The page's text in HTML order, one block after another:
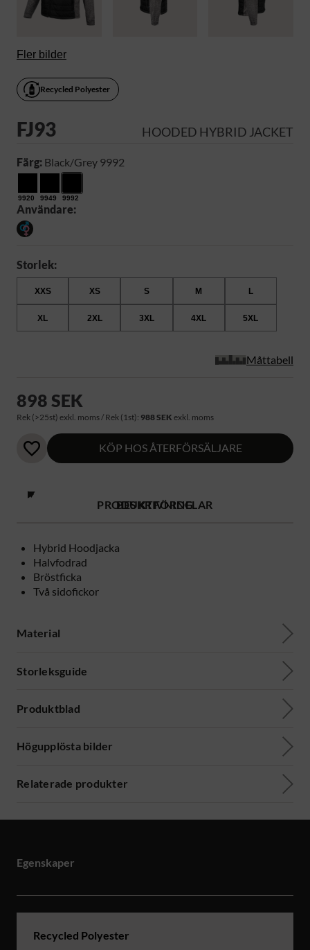
Fler bilder
Recycled Polyester
FJ93 HOODED HYBRID JACKET
Färg: Black/Grey 9992
9920 9949 9992
Användare:
Storlek:
XXS XS S M L
XL 2XL 3XL 4XL 5XL
Måttabell
898 SEK
Rek (>25st) exkl. moms / Rek (1st): 988 SEK exkl. moms
KÖP HOS ÅTERFÖRSÄLJARE
PRODUKTFÖRDELAR
Hybrid Hoodjacka
Halvfodrad
Bröstficka
Två sidofickor
BESKRIVNING
Material
Storleksguide
Produktblad
Högupplösta bilder
Relaterade produkter
Egenskaper
Recycled Polyester